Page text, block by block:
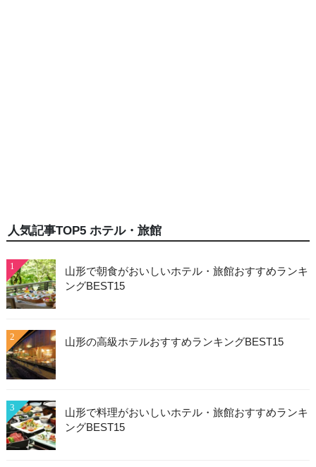
人気記事TOP5 ホテル・旅館
1
山形で朝食がおいしいホテル・旅館おすすめランキ
ングBEST15
2 山形の高級ホテルおすすめランキングBEST15
3
山形で料理がおいしいホテル・旅館おすすめランキ
ングBEST15